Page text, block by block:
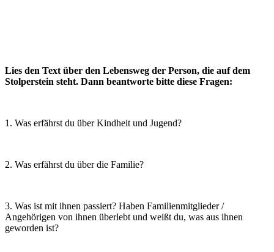
Lies den Text über den Lebensweg der Person, die auf dem
Stolperstein steht. Dann beantworte bitte diese Fragen:
1. Was erfährst du über Kindheit und Jugend?
2. Was erfährst du über die Familie?
3. Was ist mit ihnen passiert? Haben Familienmitglieder /
Angehörigen von ihnen überlebt und weißt du, was aus ihnen
geworden ist?